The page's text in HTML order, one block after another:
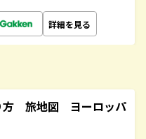
詳細を見る
方 旅地図 ヨーロッパ